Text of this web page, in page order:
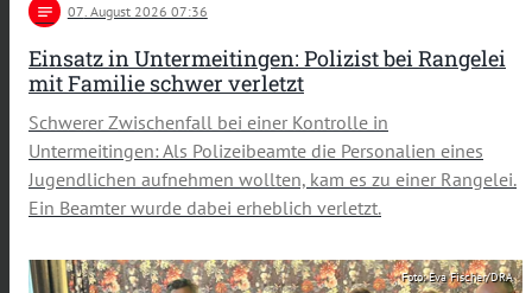
notes 07 . August 2026 07:36
Einsatz in Untermeitingen: Polizist bei Rangelei
mit Familie schwer verletzt
Schwerer Zwischenfall bei einer Kontrolle in
Untermeitingen: Als Polizeibeamte die Personalien eines
Jugendlichen aufnehmen wollten, kam es zu einer Rangelei.
Ein Beamter wurde dabei erheblich verletzt.
Foto: Eva Fischer/DRA